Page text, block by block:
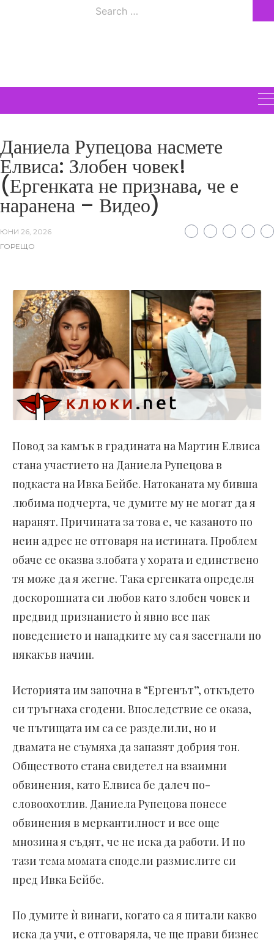
Search
Даниела Рупецова насмете
Елвиса: Злобен човек!
(Ергенката не признава, че е
наранена – Видео)
ЮНИ 26, 2026
ГОРЕЩО
Повод за камък в градината на Мартин Елвиса
стана участието на Даниела Рупецова в
подкаста на Ивка Бейбе. Натоканата му бивша
любима подчерта, че думите му не могат да я
наранят. Причината за това е, че казаното по
неин адрес не отговаря на истината. Проблем
обаче се оказва злобата у хората и единствено
тя може да я жегне. Така ергенката определя
доскорошната си любов като злобен човек и
предвид признанието ѝ явно все пак
поведението и нападките му са я засегнали по
някакъв начин.
Историята им започна в “Ергенът”, откъдето
си тръгнаха сгодени. Впоследствие се оказа,
че пътищата им са се разделили, но и
двамата не съумяха да запазят добрия тон.
Обществото стана свидетел на взаимни
обвинения, като Елвиса бе далеч по-
словоохотлив. Даниела Рупецова понесе
обвинения в меркантилност и все още
мнозина я съдят, че не иска да работи. И по
тази тема момата сподели размислите си
пред Ивка Бейбе.
По думите ѝ винаги, когато са я питали какво
иска да учи, е отговаряла, че ще прави бизнес